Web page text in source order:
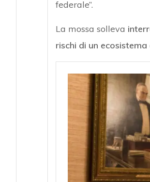
federale”.
La mossa solleva
rischi di un